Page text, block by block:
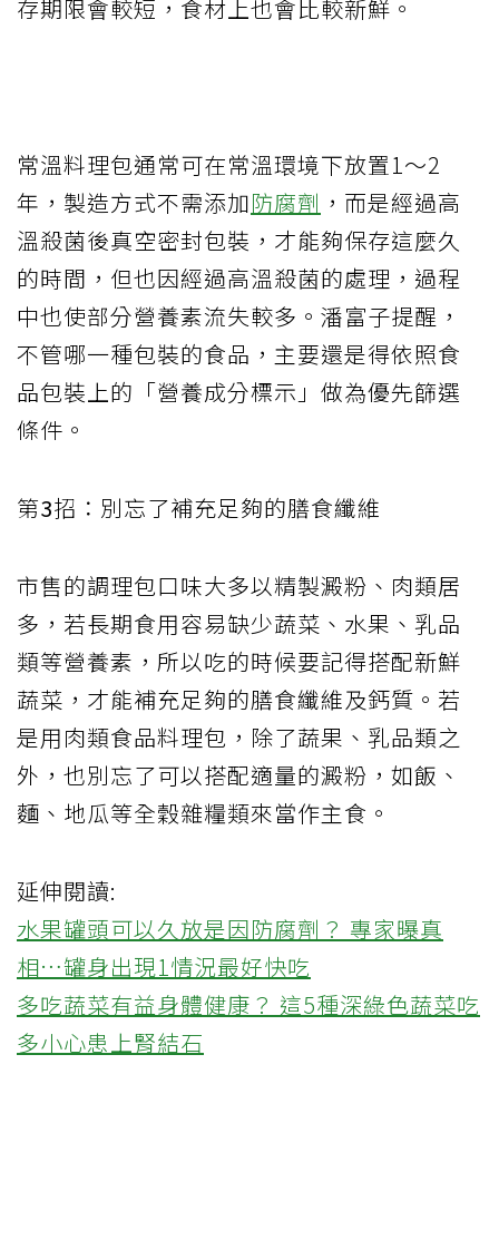
存期限會較短，食材上也會比較新鮮。
常溫料理包通常可在常溫環境下放置1～2
年，製造方式不需添加防腐劑 ，而是經過高
溫殺菌後真空密封包裝，才能夠保存這麼久
的時間，但也因經過高溫殺菌的處理，過程
中也使部分營養素流失較多。潘富子提醒，
不管哪一種包裝的食品，主要還是得依照食
品包裝上的「營養成分標示」做為優先篩選
條件。
第3招：別忘了補充足夠的膳食纖維
市售的調理包口味大多以精製澱粉、肉類居
多，若長期食用容易缺少蔬菜、水果、乳品
類等營養素，所以吃的時候要記得搭配新鮮
蔬菜，才能補充足夠的膳食纖維及鈣質。若
是用肉類食品料理包，除了蔬果、乳品類之
外，也別忘了可以搭配適量的澱粉，如飯、
麵、地瓜等全穀雜糧類來當作主食。
延伸閱讀:
水果罐頭可以久放是因防腐劑？ 專家曝真
相…罐身出現1情況最好快吃
多吃蔬菜有益身體健康？ 這5種深綠色蔬菜吃
多小心患上腎結石